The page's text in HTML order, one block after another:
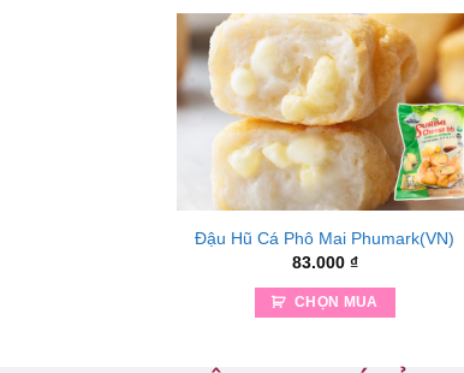
Đậu Hũ Cá Phô Mai Phumark(VN)
83.000 ₫
CHỌN MUA